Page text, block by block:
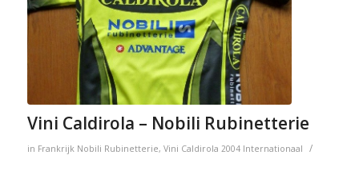
Vini Caldirola – Nobili Rubinetterie
in Frankrijk Nobili Rubinetterie, Vini Caldirola 2004 Internationaal /